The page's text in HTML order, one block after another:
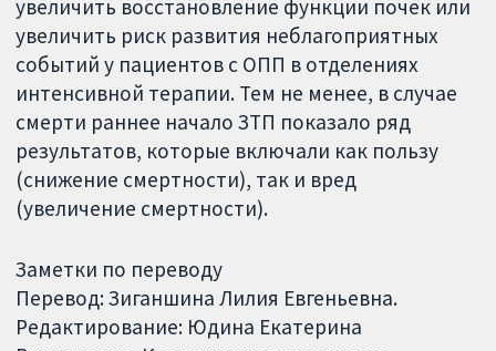
увеличить восстановление функции почек или
увеличить риск развития неблагоприятных
событий у пациентов с ОПП в отделениях
интенсивной терапии. Тем не менее, в случае
смерти раннее начало ЗТП показало ряд
результатов, которые включали как пользу
(снижение смертности), так и вред
(увеличение смертности).
Заметки по переводу
Перевод: Зиганшина Лилия Евгеньевна.
Редактирование: Юдина Екатерина